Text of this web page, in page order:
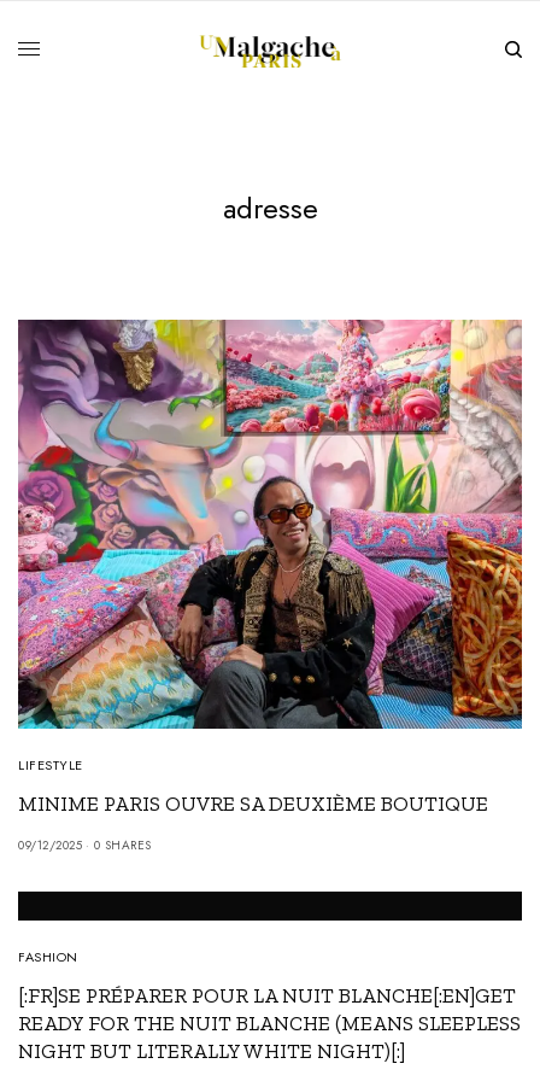
adresse
LIFESTYLE
MINIME PARIS OUVRE SA DEUXIÈME BOUTIQUE
09/12/2025 0 SHARES
FASHION
[:FR]SE PRÉPARER POUR LA NUIT BLANCHE[:EN]GET
READY FOR THE NUIT BLANCHE (MEANS SLEEPLESS
NIGHT BUT LITERALLY WHITE NIGHT)[:]